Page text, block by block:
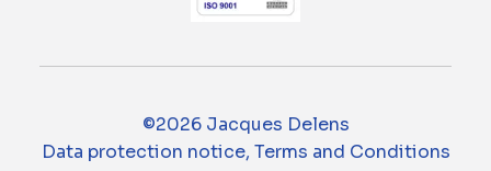
©2026 Jacques Delens
Data protection notice, Terms and Conditions